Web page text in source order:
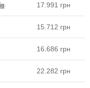
17.991 грн
15.712 грн
16.686 грн
22.282 грн